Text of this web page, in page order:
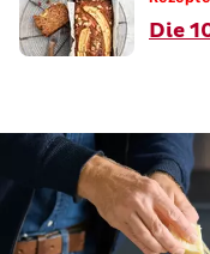
Die